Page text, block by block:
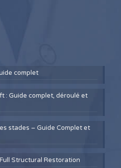
complet
: Guide complet, déroulé et
stades – Guide Complet et
Structural Restoration